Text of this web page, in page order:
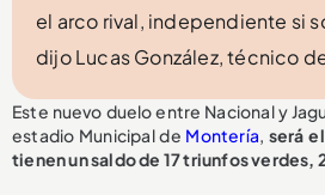
el arco rival, independiente si
dijo Lucas González, técnico
Este nuevo duelo entre Nacional y
estadio Municipal de Montería, será
tienen un saldo de 17 triunfos verdes,